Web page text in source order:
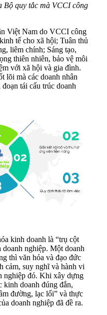
Bộ quy tắc mà VCCI công
Việt Nam do VCCI công
tế cho xã hội; Tuân thủ
liêm chính; Sáng tạo,
thiên nhiên, bảo vệ môi
với xã hội và gia đình.
lõi mà các doanh nhân
tái cấu trúc doanh
kinh doanh là “trụ cột
doanh nghiệp. Một doanh
thì văn hóa và đạo đức
cảm, suy nghĩ và hành vi
nghiệp đó. Khi xây dựng
kinh doanh đúng đắn,
đường, lạc lối” và thực
doanh nghiệp đã đề ra.